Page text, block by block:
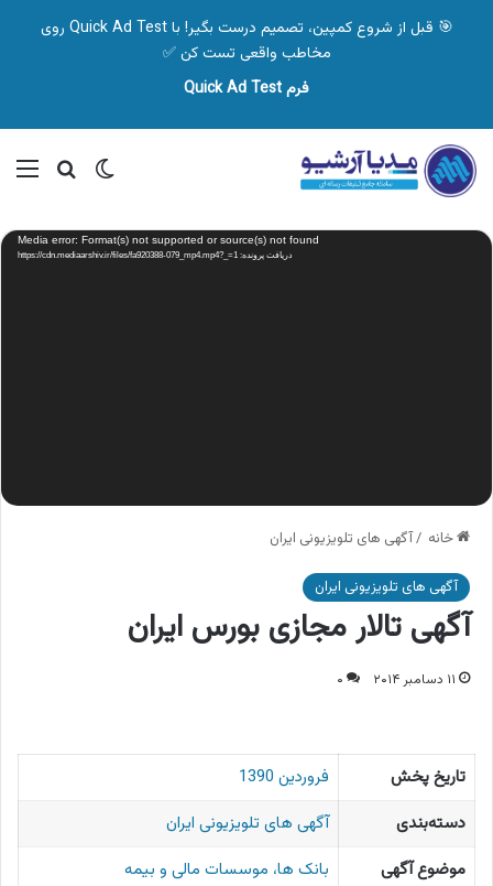
🎯 قبل از شروع کمپین، تصمیم درست بگیر! با Quick Ad Test روی
مخاطب واقعی تست کن ✅
فرم Quick Ad Test
تغییر پوسته
نمایشگر
ویدیو Media error: Format(s) not supported or source(s) not found
دریافت پرونده: https://cdn.mediaarshiv.ir/files/fa920388-079_mp4.mp4?_=1
خانه /آگهی های تلویزیونی ایران
آگهی های تلویزیونی ایران
آگهی تالار مجازی بورس ایران
۱۱ دسامبر ۲۰۱۴ ۰
تاریخ پخش
فروردین 1390
دسته‌بندی
آگهی های تلویزیونی ایران
موضوع آگهی
بانک ها، موسسات مالی و بیمه